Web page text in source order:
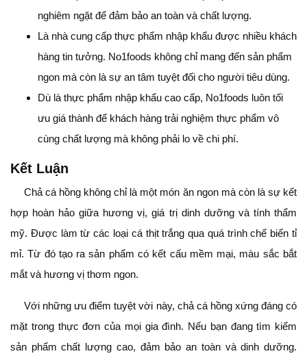
nghiêm ngặt để đảm bảo an toàn và chất lượng.
Là nhà cung cấp thực phẩm nhập khẩu được nhiều khách
hàng tin tưởng. No1foods không chỉ mang đến sản phẩm
ngon mà còn là sự an tâm tuyệt đối cho người tiêu dùng.
Dù là thực phẩm nhập khẩu cao cấp, No1foods luôn tối
ưu giá thành để khách hàng trải nghiệm thực phẩm vô
cùng chất lượng mà không phải lo về chi phí.
Kết Luận
Chả cá hồng không chỉ là một món ăn ngon mà còn là sự kết
hợp hoàn hảo giữa hương vị, giá trị dinh dưỡng và tính thẩm
mỹ. Được làm từ các loại cá thịt trắng qua quá trình chế biến tỉ
mỉ. Từ đó tạo ra sản phẩm có kết cấu mềm mại, màu sắc bắt
mắt và hương vị thơm ngon.
Với những ưu điểm tuyệt vời này, chả cá hồng xứng đáng có
mặt trong thực đơn của mọi gia đình. Nếu bạn đang tìm kiếm
sản phẩm chất lượng cao, đảm bảo an toàn và dinh dưỡng.